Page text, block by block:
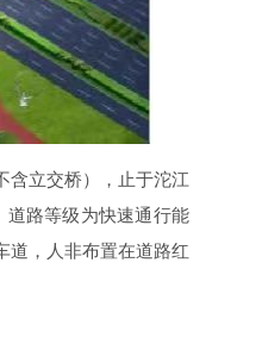
含立交桥），止于沱江
道路等级为快速通行能
道，人非布置在道路红